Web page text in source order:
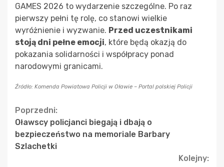
GAMES 2026 to wydarzenie szczególne. Po raz
pierwszy pełni tę rolę, co stanowi wielkie
wyróżnienie i wyzwanie. Przed uczestnikami
stoją dni pełne emocji, które będą okazją do
pokazania solidarności i współpracy ponad
narodowymi granicami.
Źródło: Komenda Powiatowa Policji w Oławie – Portal polskiej Policji
Continue
Reading
Poprzedni:
Oławscy policjanci biegają i dbają o
bezpieczeństwo na memoriale Barbary
Szlachetki
Kolejny: